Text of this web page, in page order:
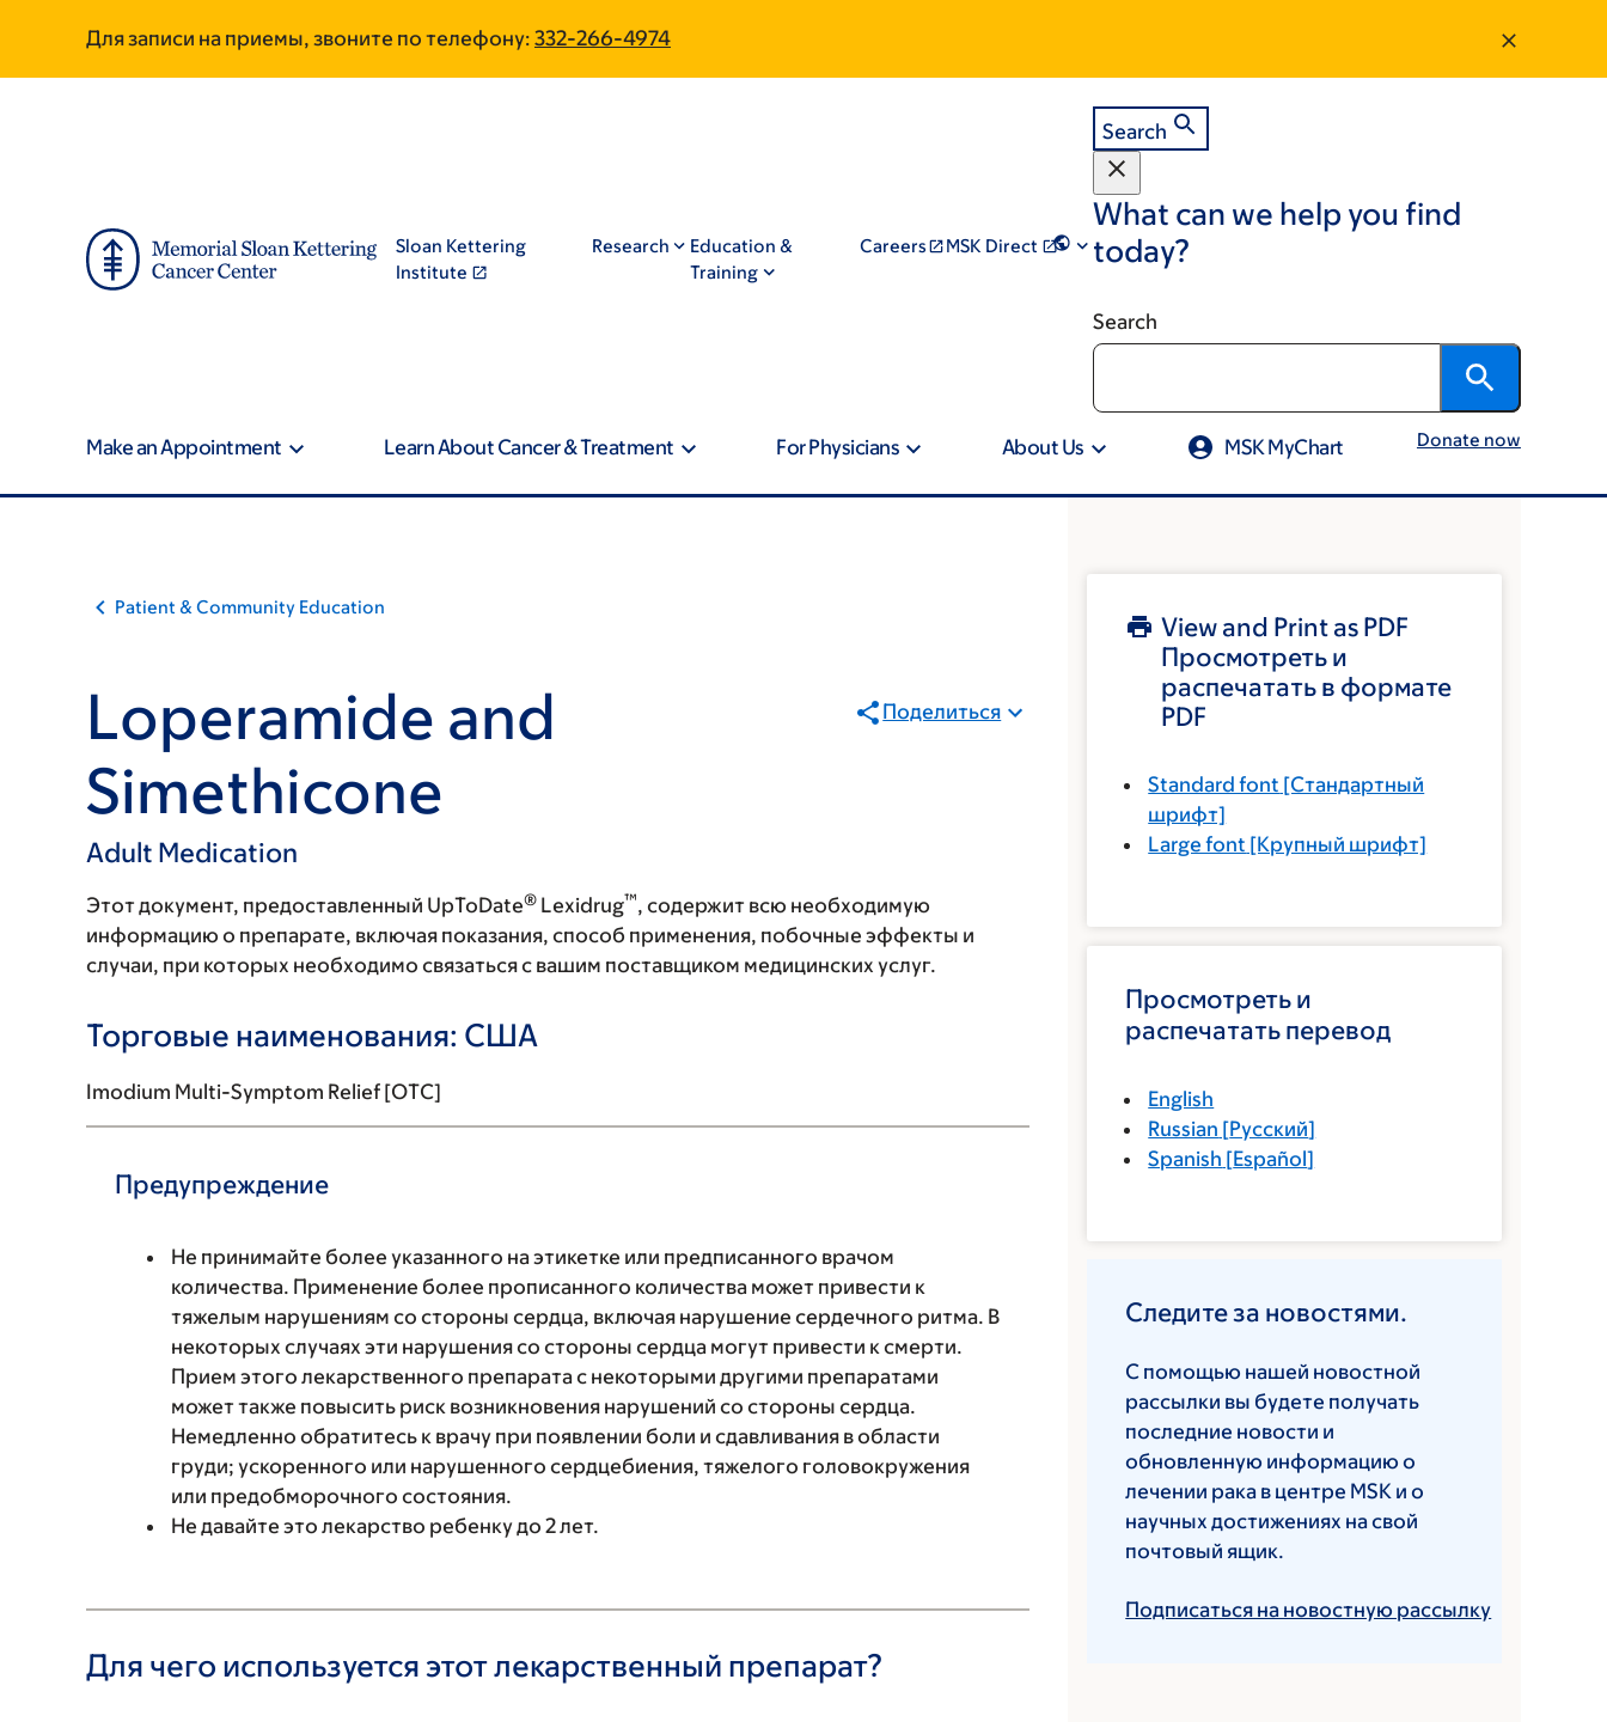
main
footer
Для записи на приемы, звоните по телефону: 332-266-4974
Sloan Kettering
Institute
Research
Education &
Training
Careers MSK Direct
Search
What can we help you find
today?
Search
Make an Appointment Learn About Cancer & Treatment For Physicians About Us MSK MyChart Donate now
Patient & Community Education
Loperamide and
Simethicone
Adult Medication
Поделиться
Этот документ, предоставленный UpToDate® Lexidrug™, содержит всю необходимую
информацию о препарате, включая показания, способ применения, побочные эффекты и
случаи, при которых необходимо связаться с вашим поставщиком медицинских услуг.
Торговые наименования: США
Imodium Multi-Symptom Relief [OTC]
Предупреждение
Не принимайте более указанного на этикетке или предписанного врачом
количества. Применение более прописанного количества может привести к
тяжелым нарушениям со стороны сердца, включая нарушение сердечного ритма. В
некоторых случаях эти нарушения со стороны сердца могут привести к смерти.
Прием этого лекарственного препарата с некоторыми другими препаратами
может также повысить риск возникновения нарушений со стороны сердца.
Немедленно обратитесь к врачу при появлении боли и сдавливания в области
груди; ускоренного или нарушенного сердцебиения, тяжелого головокружения
или предобморочного состояния.
Не давайте это лекарство ребенку до 2 лет.
Для чего используется этот лекарственный препарат?
View and Print as PDF
Просмотреть и
распечатать в формате
PDF
Standard font [Стандартный
шрифт]
Large font [Крупный шрифт]
Просмотреть и
распечатать перевод
English
Russian [Русский]
Spanish [Español]
Следите за новостями.
С помощью нашей новостной
рассылки вы будете получать
последние новости и
обновленную информацию о
лечении рака в центре MSK и о
научных достижениях на свой
почтовый ящик.
Подписаться на новостную рассылку